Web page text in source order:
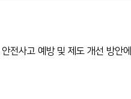
전사고 예방 및 제도 개선 방안